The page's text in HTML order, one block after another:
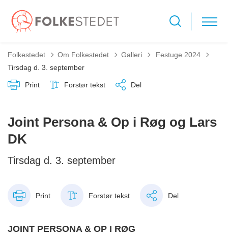
Folkestedet Om Folkestedet Galleri Tilbage til
Festuge 2024
Tirsdag d. 3. september
Print Forstør tekst Del
Joint Persona & Op i Røg og Lars
DK
Tirsdag d. 3. september
Print Forstør tekst Del
JOINT PERSONA & OP I RØG